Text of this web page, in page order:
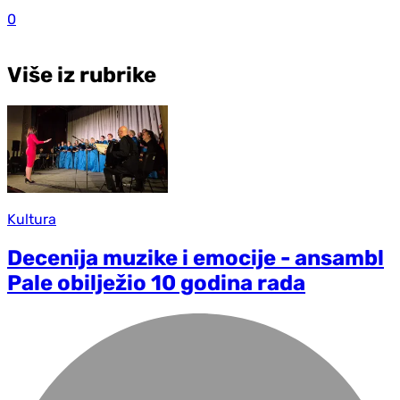
0
Više iz rubrike
Kultura
Decenija muzike i emocije - ansambl
Pale obilježio 10 godina rada